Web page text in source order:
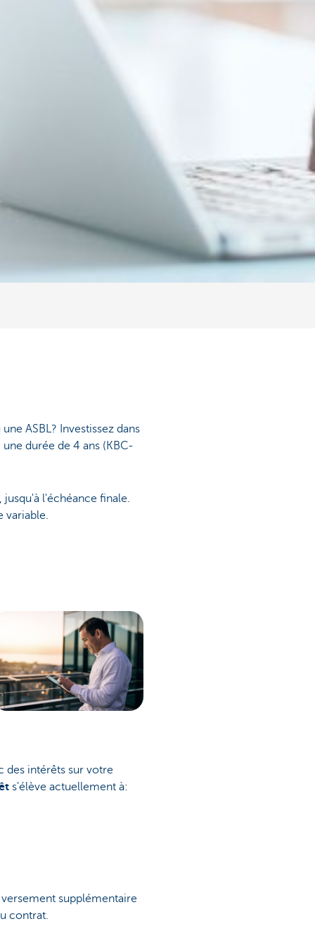
ASBL? Investissez dans
durée de 4 ans (KBC-
l'échéance finale.
variable.
des intérêts sur votre
s'élève actuellement à:
supplémentaire
contrat.